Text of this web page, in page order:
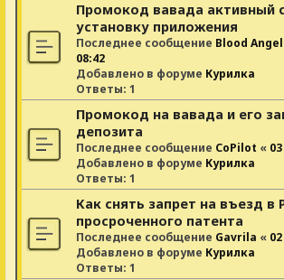
Промокод вавада активный
установку приложения
Последнее сообщение Blood Angel
08:42
Добавлено в форуме Курилка
Ответы: 1
Промокод на вавада и его
депозита
Последнее сообщение CoPilot «
Добавлено в форуме Курилка
Ответы: 1
Как снять запрет на въезд в
просроченного патента
Последнее сообщение Gavrila «
Добавлено в форуме Курилка
Ответы: 1